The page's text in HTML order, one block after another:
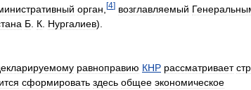
орган [4] возглавляемый
Б К Нургалиев).
равноправию КНР рассматривает
сформировать здесь общее экономическое